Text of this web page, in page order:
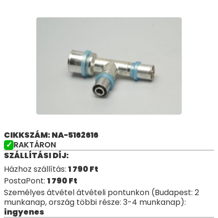
CIKKSZÁM: NA-5162616
RAKTÁRON
SZÁLLÍTÁSI DÍJ:
Házhoz szállítás: 1 790Ft
PostaPont: 1 790Ft
Személyes átvétel átvételi pontunkon (Budapest: 2
munkanap, ország többi része: 3-4 munkanap):
ingyenes